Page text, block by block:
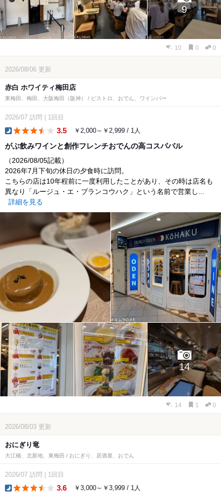
9
10 0 0
2026/08/06 更新
赤白 ホワイティ梅田店
東梅田、梅田、大阪梅田（阪神） / ビストロ、おでん、ワインバー
2026/07 訪問 1回目
3.5 ￥2,000～￥2,999 / 1人
がぶ飲みワインと創作フレンチおでんの高コスパバル
（2026/08/05記載）
2026年7月下旬の休日の夕食時に訪問。
こちらの店は10年程前に一度利用したことがあり、その時は店名も
異なり「ルージュ・エ・ブランコウハク」という名前で営業し...
詳細を見る
14
14 1 0
2026/08/03 更新
おにぎり竜
大江橋、北新地、東梅田 / おにぎり、居酒屋、おでん
2026/07 訪問 1回目
3.6 ￥3,000～￥3,999 / 1人